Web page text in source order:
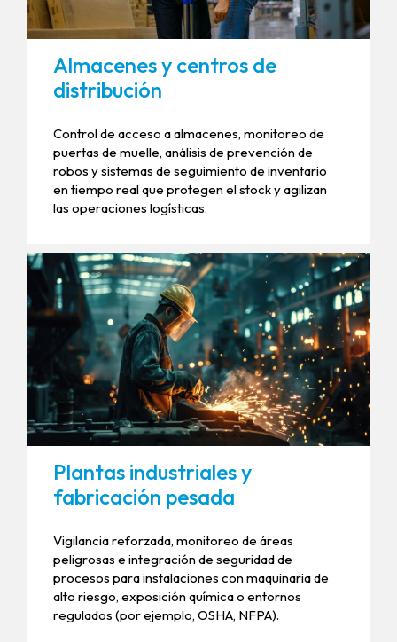
Almacenes y centros de
distribución
Control de acceso a almacenes, monitoreo de
puertas de muelle, análisis de prevención de
robos y sistemas de seguimiento de inventario
en tiempo real que protegen el stock y agilizan
las operaciones logísticas.
Plantas industriales y
fabricación pesada
Vigilancia reforzada, monitoreo de áreas
peligrosas e integración de seguridad de
procesos para instalaciones con maquinaria de
alto riesgo, exposición química o entornos
regulados (por ejemplo, OSHA, NFPA).